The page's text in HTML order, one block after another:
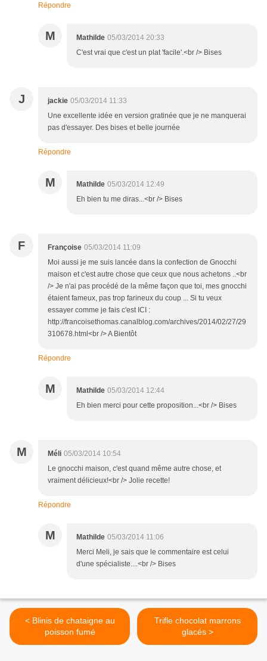
Répondre
M Mathilde 05/03/2014 20:33
C'est vrai que c'est un plat 'facile'.<br /> Bises
J jackie 05/03/2014 11:33
Une excellente idée en version gratinée que je ne manquerai
pas d'essayer. Des bises et belle journée
Répondre
M Mathilde 05/03/2014 12:49
Eh bien tu me diras...<br /> Bises
F Françoise 05/03/2014 11:09
Moi aussi je me suis lancée dans la confection de Gnocchi
maison et c'est autre chose que ceux que nous achetons ..<br
/> Je n'ai pas procédé de la même façon que toi, mes gnocchi
étaient fameux, pas trop farineux du coup ... Si tu veux
essayer comme je fais c'est ICI :
http://francoisethomas.canalblog.com/archives/2014/02/27/29
310678.html<br /> A Bientôt
Répondre
M Mathilde 05/03/2014 12:44
Eh bien merci pour cette proposition...<br /> Bises
M Méli 05/03/2014 10:54
Le gnocchi maison, c'est quand même autre chose, et
vraiment délicieux!<br /> Jolie recette!
Répondre
M Mathilde 05/03/2014 11:06
Merci Meli, je sais que le commentaire est celui
d'une spécialiste....<br /> Bises
< Blinis de chataigne au
poisson fumé
Trifle chocolat marrons
glacés >